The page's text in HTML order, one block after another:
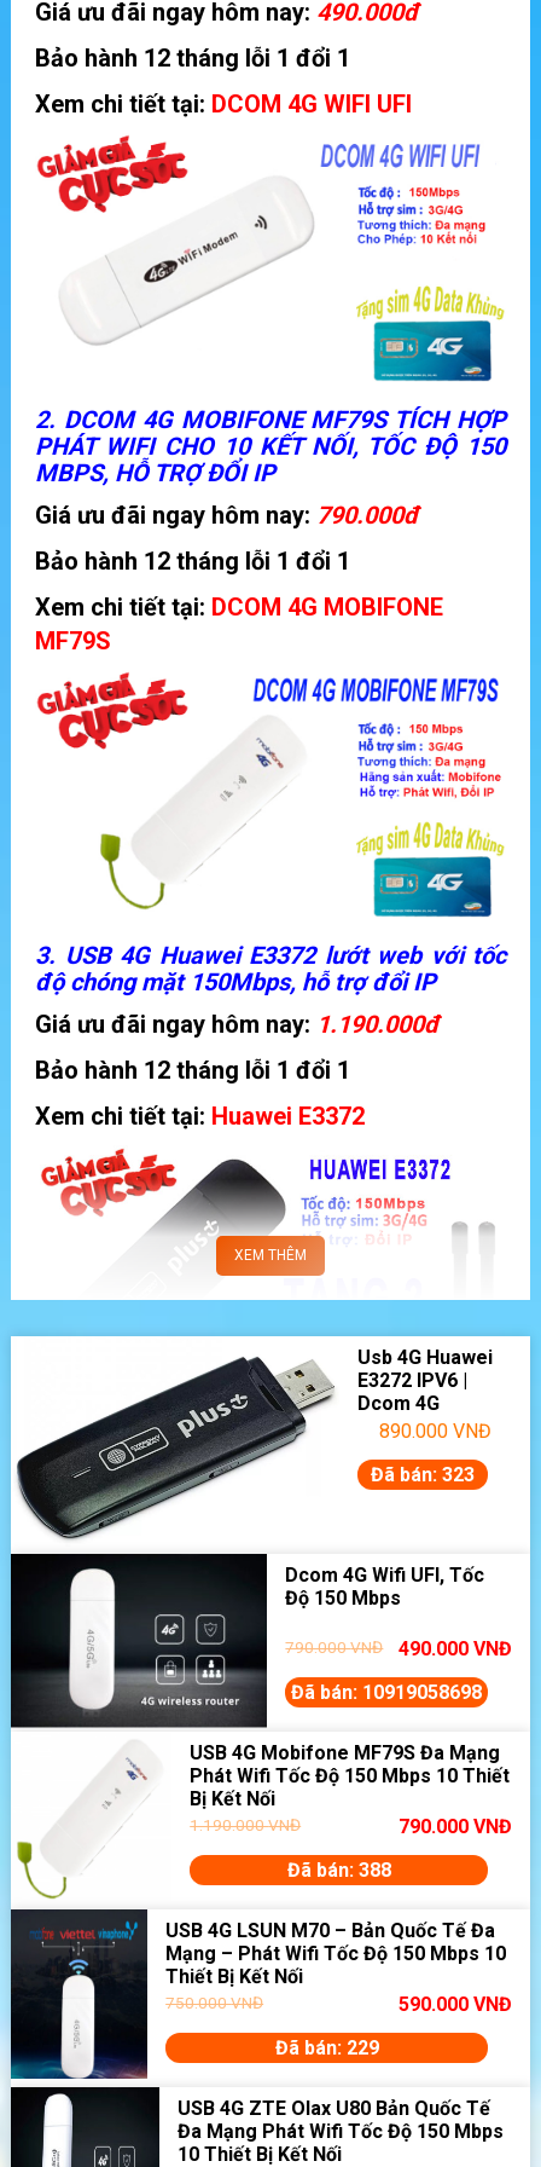
Giá ưu đãi ngay hôm nay: 490.000đ
Bảo hành 12 tháng lỗi 1 đổi 1
Xem chi tiết tại: DCOM 4G WIFI UFI
2. DCOM 4G MOBIFONE MF79S TÍCH HỢP
PHÁT WIFI CHO 10 KẾT NỐI, TỐC ĐỘ 150
MBPS, HỖ TRỢ ĐỔI IP
Giá ưu đãi ngay hôm nay: 790.000đ
Bảo hành 12 tháng lỗi 1 đổi 1
Xem chi tiết tại: DCOM 4G MOBIFONE
MF79S
3. USB 4G Huawei E3372 lướt web với tốc
độ chóng mặt 150Mbps, hỗ trợ đổi IP
Giá ưu đãi ngay hôm nay: 1.190.000đ
Bảo hành 12 tháng lỗi 1 đổi 1
Xem chi tiết tại: Huawei E3372
4. USB 4G Huawei E8372 lướt web với tốc
độ chóng mặt 150Mbps
Giá ưu đãi ngay hôm nay:
Bảo hành 12 tháng lỗi 1 đổi 1
Xem chi tiết tại: Huawei E8372
Usb 4G Huawei
E3272 IPV6 |
Dcom 4G
Chuyên Dùng Đổi
890.000 VNĐ
Đã bán: 323
Dcom 4G Wifi UFI, Tốc
Độ 150 Mbps
790.000VNĐ 490.000 VNĐ
Đã bán: 10919058698
USB 4G Mobifone MF79S Đa Mạng
Phát Wifi Tốc Độ 150 Mbps 10 Thiết
Bị Kết Nối
1.190.000VNĐ 790.000 VNĐ
Đã bán: 388
USB 4G LSUN M70 – Bản Quốc Tế Đa
Mạng – Phát Wifi Tốc Độ 150 Mbps 10
Thiết Bị Kết Nối
750.000VNĐ 590.000 VNĐ
Đã bán: 229
USB 4G ZTE Olax U80 Bản Quốc Tế
Đa Mạng Phát Wifi Tốc Độ 150 Mbps
10 Thiết Bị Kết Nối